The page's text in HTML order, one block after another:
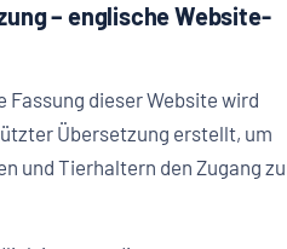
– englische Website-
dieser Website wird
Übersetzung erstellt, um
und Tierhaltern den Zugang zu